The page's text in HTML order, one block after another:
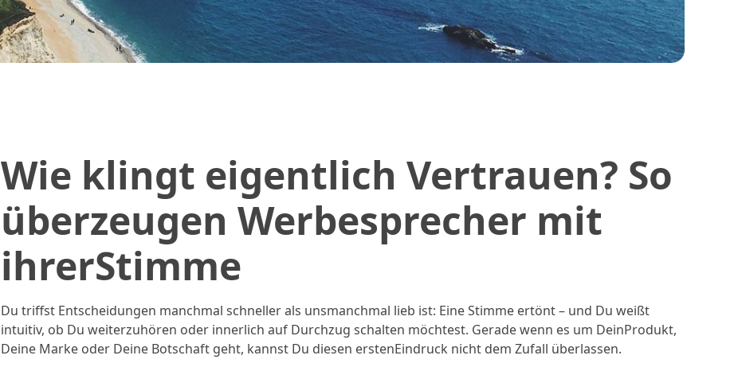
Wie klingt eigentlich Vertrauen? So
überzeugen Werbesprecher mit
ihrerStimme
Du triffst Entscheidungen manchmal schneller als unsmanchmal lieb ist: Eine Stimme ertönt – und Du weißt
intuitiv, ob Du weiterzuhören oder innerlich auf Durchzug schalten möchtest. Gerade wenn es um DeinProdukt,
Deine Marke oder Deine Botschaft geht, kannst Du diesen erstenEindruck nicht dem Zufall überlassen.